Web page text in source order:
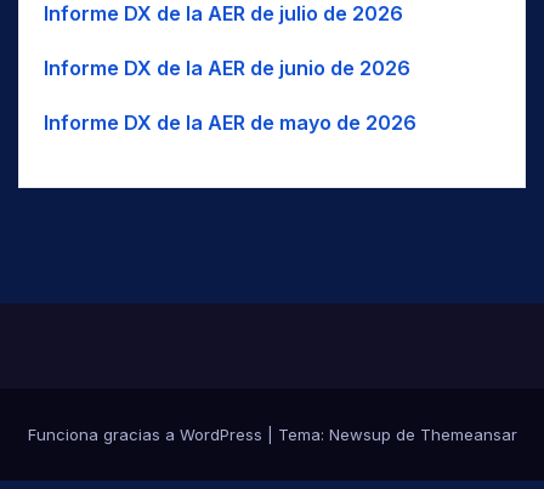
Informe DX de la AER de julio de 2026
Informe DX de la AER de junio de 2026
Informe DX de la AER de mayo de 2026
Funciona gracias a WordPress Tema: Newsup de Themeansar